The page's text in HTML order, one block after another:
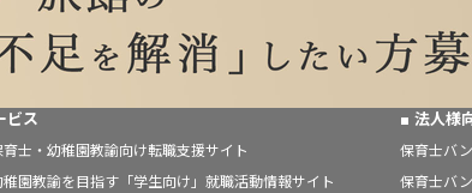
ビス
士・幼稚園教諭向け転職支援サイト
園教諭を目指す「学生向け」就職活動情報サイト
法人様
保育士バ
保育士バ